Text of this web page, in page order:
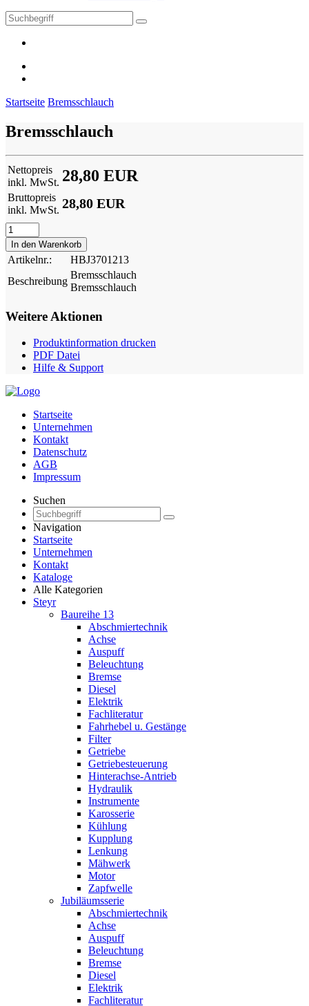
Startseite Bremsschlauch
Bremsschlauch
Nettopreis
inkl. MwSt. 28,80 EUR
Bruttopreis
inkl. MwSt. 28,80 EUR
Artikelnr.:
HBJ3701213
Beschreibung
Bremsschlauch
Bremsschlauch
Weitere Aktionen
Produktinformation drucken
PDF Datei
Hilfe & Support
Startseite
Unternehmen
Kontakt
Datenschutz
AGB
Impressum
Suchen
Navigation
Startseite
Unternehmen
Kontakt
Kataloge
Alle Kategorien
Steyr
Baureihe 13
Abschmiertechnik
Achse
Auspuff
Beleuchtung
Bremse
Diesel
Elektrik
Fachliteratur
Fahrhebel u. Gestänge
Filter
Getriebe
Getriebesteuerung
Hinterachse-Antrieb
Hydraulik
Instrumente
Karosserie
Kühlung
Kupplung
Lenkung
Mähwerk
Motor
Zapfwelle
Jubiläumsserie
Abschmiertechnik
Achse
Auspuff
Beleuchtung
Bremse
Diesel
Elektrik
Fachliteratur